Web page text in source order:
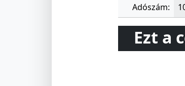
Adószám:
Ezt a